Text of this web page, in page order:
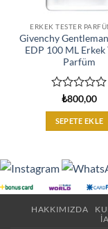
ERKEK TESTER
Givenchy
EDP 100 ML Erkek
Parfüm
üzerinden
0
oy
₺800,00
SEPETE EKLE
HAKKIMIZDA